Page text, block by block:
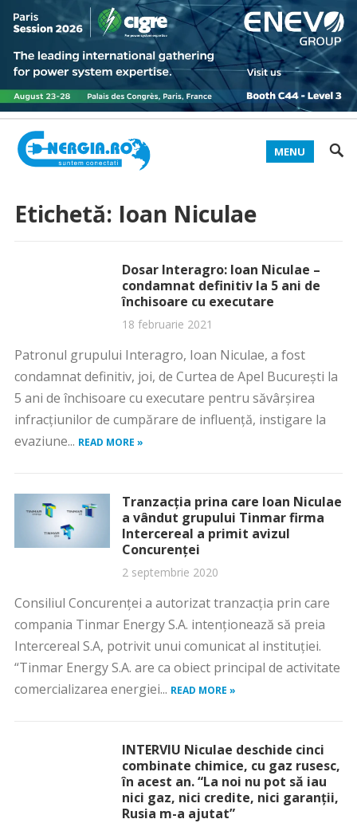
MENU
Etichetă: Ioan Niculae
Dosar Interagro: Ioan Niculae –
condamnat definitiv la 5 ani de
închisoare cu executare
18 februarie 2021
Patronul grupului Interagro, Ioan Niculae, a fost
condamnat definitiv, joi, de Curtea de Apel Bucureşti la
5 ani de închisoare cu executare pentru săvârşirea
infracţiunilor de cumpărare de influenţă, instigare la
evaziune... READ MORE »
Tranzacția prina care Ioan Niculae
a vândut grupului Tinmar firma
Intercereal a primit avizul
Concurenței
2 septembrie 2020
Consiliul Concurenţei a autorizat tranzacţia prin care
compania Tinmar Energy S.A. intenționează să preia
Intercereal S.A, potrivit unui comunicat al instituției.
“Tinmar Energy S.A. are ca obiect principal de activitate
comercializarea energiei... READ MORE »
INTERVIU Niculae deschide cinci
combinate chimice, cu gaz rusesc,
în acest an. “La noi nu pot să iau
nici gaz, nici credite, nici garanții,
Rusia m-a ajutat”